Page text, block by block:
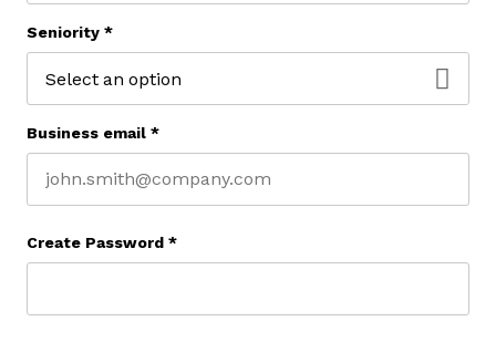
Seniority *
Business email *
Create Password *